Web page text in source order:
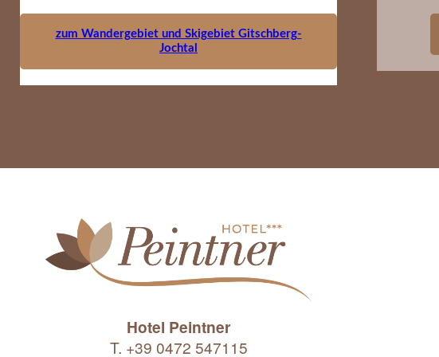
zum Wandergebiet und Skigebiet Gitschberg-
Jochtal
Hotel Peintner
T. +39 0472 547115